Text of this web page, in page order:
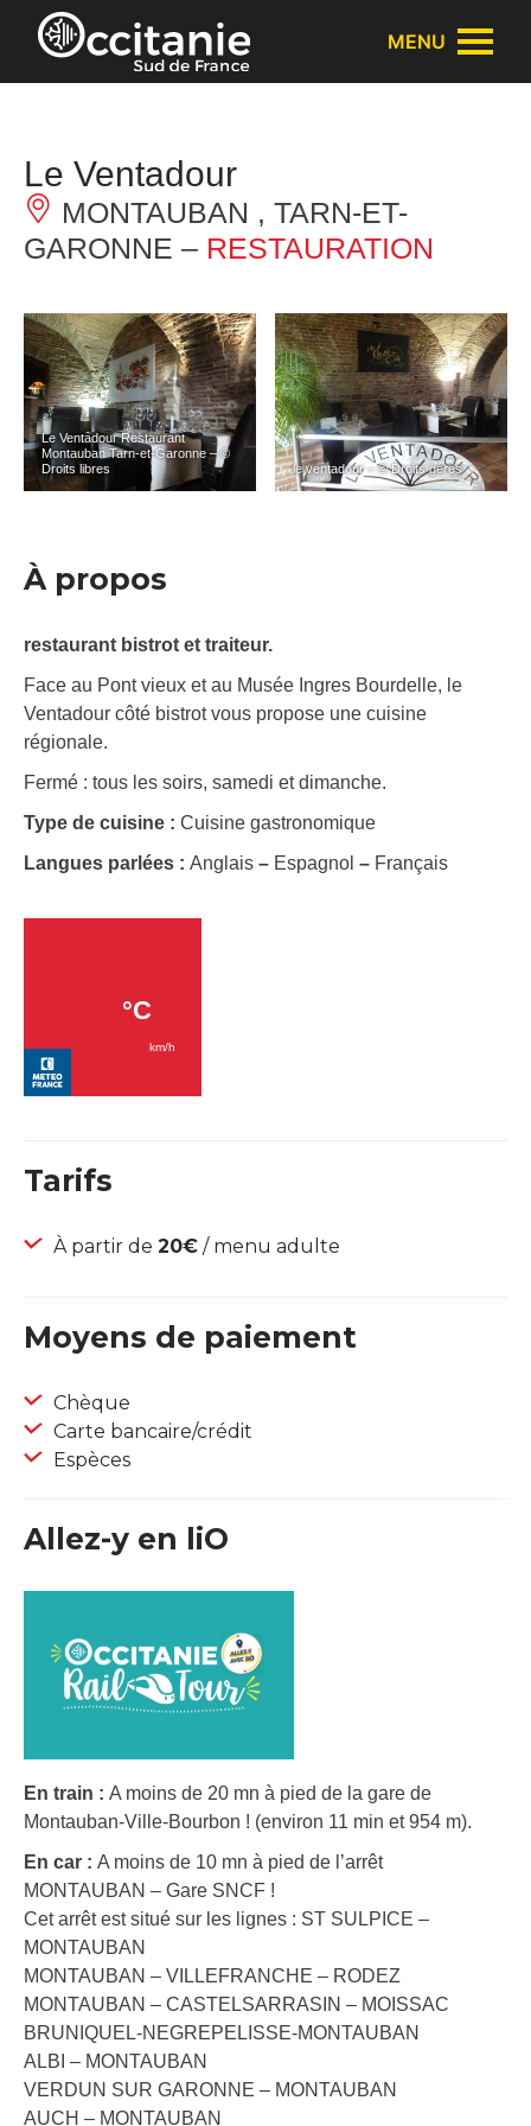
Panneau de gestion des cookies
MENU
Le Ventadour
MONTAUBAN , TARN-ET-
GARONNE – RESTAURATION
Le Ventadour Restaurant
Montauban Tarn-et-Garonne – ©
Droits libres
le ventadour – © Droits gérés
À propos
restaurant bistrot et traiteur.
Face au Pont vieux et au Musée Ingres Bourdelle, le
Ventadour côté bistrot vous propose une cuisine
régionale.
Fermé : tous les soirs, samedi et dimanche.
Type de cuisine : Cuisine gastronomique
Langues parlées : Anglais – Espagnol – Français
Tarifs
À partir de 20€ / menu adulte
Moyens de paiement
Chèque
Carte bancaire/crédit
Espèces
Allez-y en liO
En train : A moins de 20 mn à pied de la gare de
Montauban-Ville-Bourbon ! (environ 11 min et 954 m).
En car : A moins de 10 mn à pied de l’arrêt
MONTAUBAN – Gare SNCF !
Cet arrêt est situé sur les lignes : ST SULPICE –
MONTAUBAN
MONTAUBAN – VILLEFRANCHE – RODEZ
MONTAUBAN – CASTELSARRASIN – MOISSAC
BRUNIQUEL-NEGREPELISSE-MONTAUBAN
ALBI – MONTAUBAN
VERDUN SUR GARONNE – MONTAUBAN
AUCH – MONTAUBAN